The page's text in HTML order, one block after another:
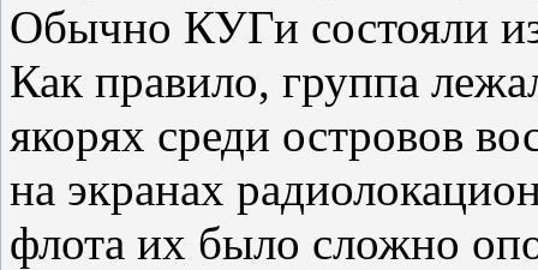
Обычно КУГи состояли
Как правило, группа
якорях среди островов
на экранах
флота их было сложно